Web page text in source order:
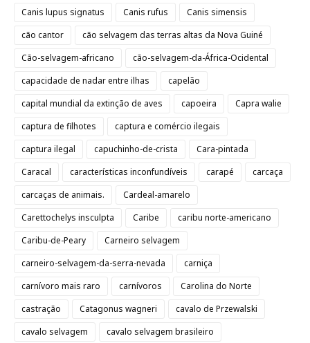
Canis lupus signatus
Canis rufus
Canis simensis
cão cantor
cão selvagem das terras altas da Nova Guiné
Cão-selvagem-africano
cão-selvagem-da-África-Ocidental
capacidade de nadar entre ilhas
capelão
capital mundial da extinção de aves
capoeira
Capra walie
captura de filhotes
captura e comércio ilegais
captura ilegal
capuchinho-de-crista
Cara-pintada
Caracal
características inconfundíveis carapé
carcaça
carcaças de animais.
Cardeal-amarelo
Carettochelys insculpta
Caribe
caribu norte-americano
Caribu-de-Peary
Carneiro selvagem
carneiro-selvagem-da-serra-nevada
carniça
carnívoro mais raro
carnívoros
Carolina do Norte
castração
Catagonus wagneri
cavalo de Przewalski
cavalo selvagem
cavalo selvagem brasileiro